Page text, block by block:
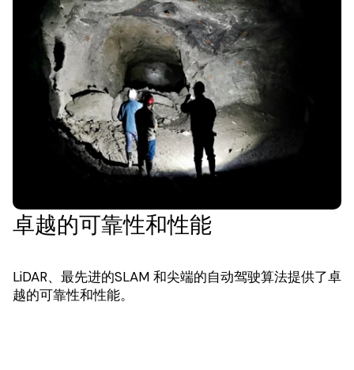
卓越的可靠性和性能
LiDAR、最先进的SLAM 和尖端的自动驾驶算法提供了卓
越的可靠性和性能。